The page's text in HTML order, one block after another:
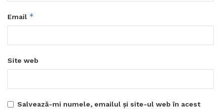
Email *
Site web
Salvează-mi numele, emailul și site-ul web în acest